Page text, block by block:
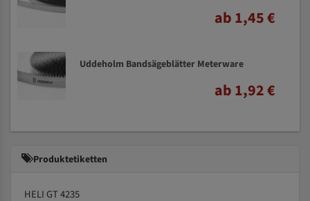
ab 1,45 €
Uddeholm Bandsägeblätter Meterware
ab 1,92 €
Produktetiketten
HELI GT 4235